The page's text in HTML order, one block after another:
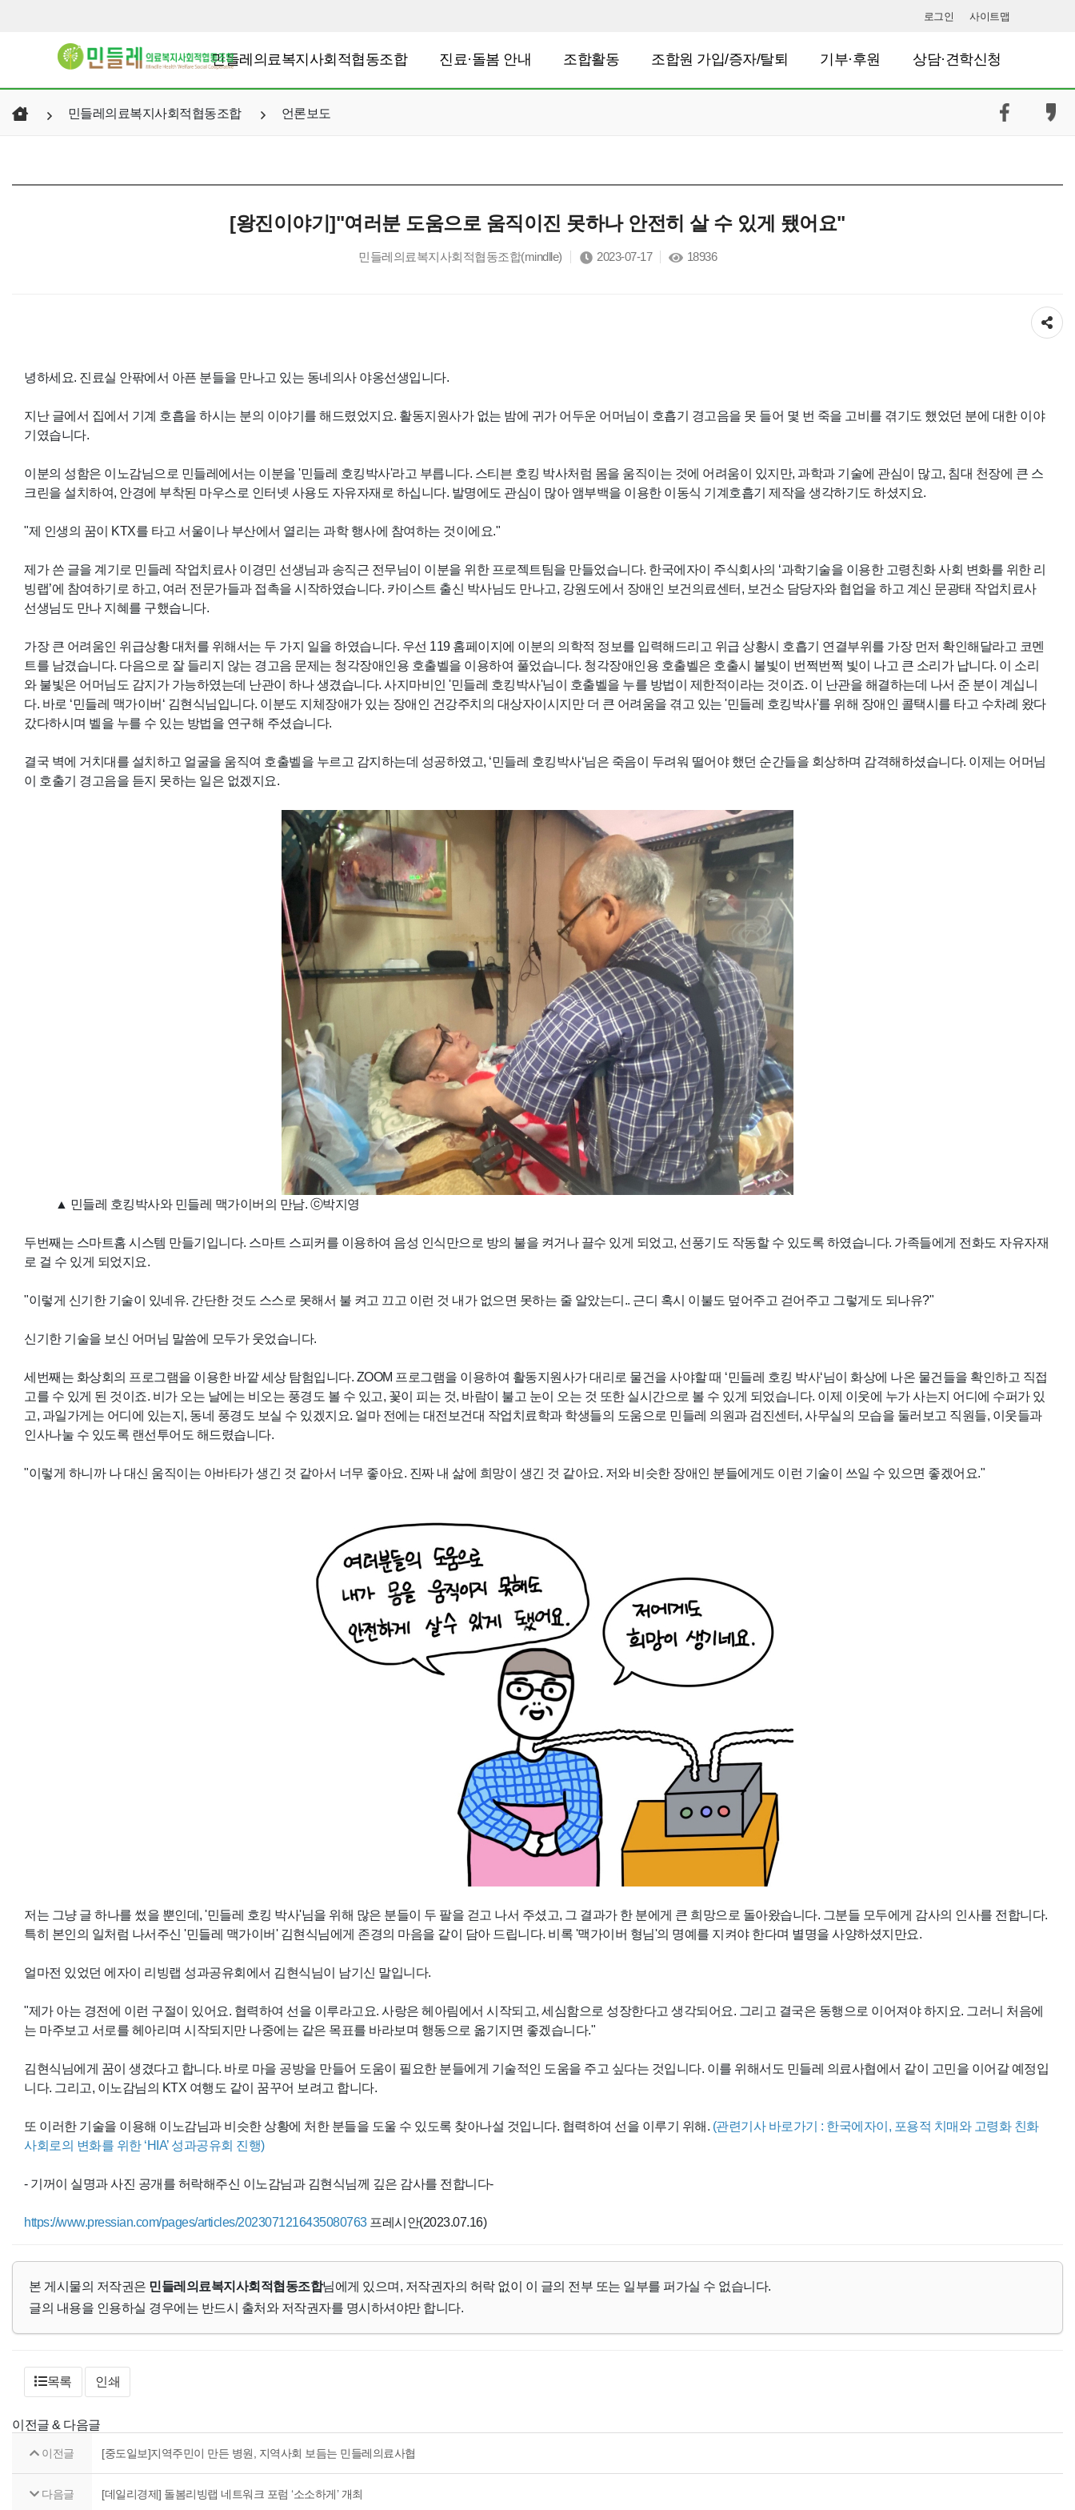
로그인 사이트맵
민들레의료복지사회적협동조합 진료·돌봄 안내 조합활동 조합원 가입/증자/탈퇴 기부·후원 상담·견학신청
민들레의료복지사회적협동조합 언론보도
[왕진이야기]"여러분 도움으로 움직이진 못하나 안전히 살 수 있게 됐어요"
민들레의료복지사회적협동조합(mindlle) 2023-07-17 18936
공유하기
녕하세요. 진료실 안팎에서 아픈 분들을 만나고 있는 동네의사 야옹선생입니다.
지난 글에서 집에서 기계 호흡을 하시는 분의 이야기를 해드렸었지요. 활동지원사가 없는 밤에 귀가 어두운 어머님이 호흡기 경고음을 못 들어 몇 번 죽을 고비를 겪기도 했었던 분에 대한 이야
기였습니다.
이분의 성함은 이노감님으로 민들레에서는 이분을 '민들레 호킹박사'라고 부릅니다. 스티븐 호킹 박사처럼 몸을 움직이는 것에 어려움이 있지만, 과학과 기술에 관심이 많고, 침대 천장에 큰 스
크린을 설치하여, 안경에 부착된 마우스로 인터넷 사용도 자유자재로 하십니다. 발명에도 관심이 많아 앰부백을 이용한 이동식 기계호흡기 제작을 생각하기도 하셨지요.
"제 인생의 꿈이 KTX를 타고 서울이나 부산에서 열리는 과학 행사에 참여하는 것이에요."
제가 쓴 글을 계기로 민들레 작업치료사 이경민 선생님과 송직근 전무님이 이분을 위한 프로젝트팀을 만들었습니다. 한국에자이 주식회사의 ‘과학기술을 이용한 고령친화 사회 변화를 위한 리
빙랩’에 참여하기로 하고, 여러 전문가들과 접촉을 시작하였습니다. 카이스트 출신 박사님도 만나고, 강원도에서 장애인 보건의료센터, 보건소 담당자와 협업을 하고 계신 문광태 작업치료사
선생님도 만나 지혜를 구했습니다.
가장 큰 어려움인 위급상황 대처를 위해서는 두 가지 일을 하였습니다. 우선 119 홈페이지에 이분의 의학적 정보를 입력해드리고 위급 상황시 호흡기 연결부위를 가장 먼저 확인해달라고 코멘
트를 남겼습니다. 다음으로 잘 들리지 않는 경고음 문제는 청각장애인용 호출벨을 이용하여 풀었습니다. 청각장애인용 호출벨은 호출시 불빛이 번쩍번쩍 빛이 나고 큰 소리가 납니다. 이 소리
와 불빛은 어머님도 감지가 가능하였는데 난관이 하나 생겼습니다. 사지마비인 '민들레 호킹박사'님이 호출벨을 누를 방법이 제한적이라는 것이죠. 이 난관을 해결하는데 나서 준 분이 계십니
다. 바로 ‘민들레 맥가이버‘ 김현식님입니다. 이분도 지체장애가 있는 장애인 건강주치의 대상자이시지만 더 큰 어려움을 겪고 있는 '민들레 호킹박사'를 위해 장애인 콜택시를 타고 수차례 왔다
갔다하시며 벨을 누를 수 있는 방법을 연구해 주셨습니다.
결국 벽에 거치대를 설치하고 얼굴을 움직여 호출벨을 누르고 감지하는데 성공하였고, ‘민들레 호킹박사‘님은 죽음이 두려워 떨어야 했던 순간들을 회상하며 감격해하셨습니다. 이제는 어머님
이 호출기 경고음을 듣지 못하는 일은 없겠지요.
▲ 민들레 호킹박사와 민들레 맥가이버의 만남. ⓒ박지영
두번째는 스마트홈 시스템 만들기입니다. 스마트 스피커를 이용하여 음성 인식만으로 방의 불을 켜거나 끌수 있게 되었고, 선풍기도 작동할 수 있도록 하였습니다. 가족들에게 전화도 자유자재
로 걸 수 있게 되었지요.
"이렇게 신기한 기술이 있네유. 간단한 것도 스스로 못해서 불 켜고 끄고 이런 것 내가 없으면 못하는 줄 알았는디.. 근디 혹시 이불도 덮어주고 걷어주고 그렇게도 되나유?"
신기한 기술을 보신 어머님 말씀에 모두가 웃었습니다.
세번째는 화상회의 프로그램을 이용한 바깥 세상 탐험입니다. ZOOM 프로그램을 이용하여 활동지원사가 대리로 물건을 사야할 때 ‘민들레 호킹 박사‘님이 화상에 나온 물건들을 확인하고 직접
고를 수 있게 된 것이죠. 비가 오는 날에는 비오는 풍경도 볼 수 있고, 꽃이 피는 것, 바람이 불고 눈이 오는 것 또한 실시간으로 볼 수 있게 되었습니다. 이제 이웃에 누가 사는지 어디에 수퍼가 있
고, 과일가게는 어디에 있는지, 동네 풍경도 보실 수 있겠지요. 얼마 전에는 대전보건대 작업치료학과 학생들의 도움으로 민들레 의원과 검진센터, 사무실의 모습을 둘러보고 직원들, 이웃들과
인사나눌 수 있도록 랜선투어도 해드렸습니다.
"이렇게 하니까 나 대신 움직이는 아바타가 생긴 것 같아서 너무 좋아요. 진짜 내 삶에 희망이 생긴 것 같아요. 저와 비슷한 장애인 분들에게도 이런 기술이 쓰일 수 있으면 좋겠어요."
저는 그냥 글 하나를 썼을 뿐인데, '민들레 호킹 박사'님을 위해 많은 분들이 두 팔을 걷고 나서 주셨고, 그 결과가 한 분에게 큰 희망으로 돌아왔습니다. 그분들 모두에게 감사의 인사를 전합니다.
특히 본인의 일처럼 나서주신 '민들레 맥가이버' 김현식님에게 존경의 마음을 같이 담아 드립니다. 비록 '맥가이버 형님'의 명예를 지켜야 한다며 별명을 사양하셨지만요.
얼마전 있었던 에자이 리빙랩 성과공유회에서 김현식님이 남기신 말입니다.
"제가 아는 경전에 이런 구절이 있어요. 협력하여 선을 이루라고요. 사랑은 헤아림에서 시작되고, 세심함으로 성장한다고 생각되어요. 그리고 결국은 동행으로 이어져야 하지요. 그러니 처음에
는 마주보고 서로를 헤아리며 시작되지만 나중에는 같은 목표를 바라보며 행동으로 옮기지면 좋겠습니다."
김현식님에게 꿈이 생겼다고 합니다. 바로 마을 공방을 만들어 도움이 필요한 분들에게 기술적인 도움을 주고 싶다는 것입니다. 이를 위해서도 민들레 의료사협에서 같이 고민을 이어갈 예정입
니다. 그리고, 이노감님의 KTX 여행도 같이 꿈꾸어 보려고 합니다.
또 이러한 기술을 이용해 이노감님과 비슷한 상황에 처한 분들을 도울 수 있도록 찾아나설 것입니다. 협력하여 선을 이루기 위해. (관련기사 바로가기 : 한국에자이, 포용적 치매와 고령화 친화
사회로의 변화를 위한 ‘HIA’ 성과공유회 진행)
- 기꺼이 실명과 사진 공개를 허락해주신 이노감님과 김현식님께 깊은 감사를 전합니다-
https://www.pressian.com/pages/articles/2023071216435080763프레시안(2023.07.16)
본 게시물의 저작권은 민들레의료복지사회적협동조합님에게 있으며, 저작권자의 허락 없이 이 글의 전부 또는 일부를 퍼가실 수 없습니다.
글의 내용을 인용하실 경우에는 반드시 출처와 저작권자를 명시하셔야만 합니다.
목록 인쇄
이전글 & 다음글
이전글 [중도일보]지역주민이 만든 병원, 지역사회 보듬는 민들레의료사협
다음글 [데일리경제] 돌봄리빙랩 네트워크 포럼 ‘소소하게’ 개최